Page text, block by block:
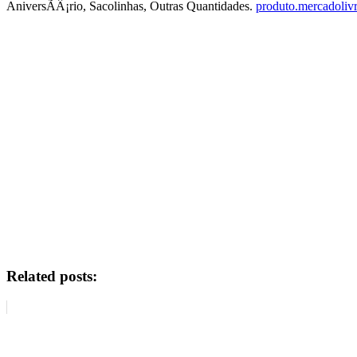
AniversÃÂ¡rio, Sacolinhas, Outras Quantidades.
Related posts: